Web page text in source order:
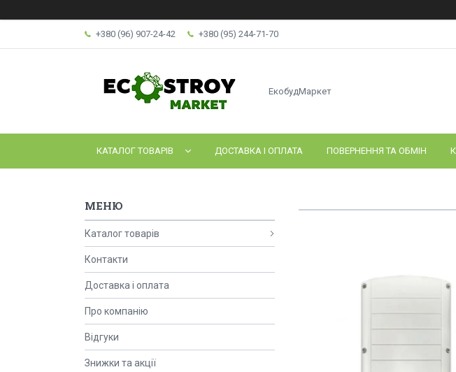
+380 (96) 907-24-42 +380 (95) 244-71-70
ЕкобудМаркет
КАТАЛОГ ТОВАРІВ ДОСТАВКА І ОПЛАТА ПОВЕРНЕННЯ ТА ОБМІН
Каталог товарів
Контакти
Доставка і оплата
Про компанію
Відгуки
Знижки та акції